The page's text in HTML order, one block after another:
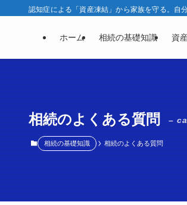
認知症による「資産凍結」から家族を守る。自
ホーム 相続の基礎知識 資
相続のよくある質問 –
相続の基礎知識 相続のよくある質問